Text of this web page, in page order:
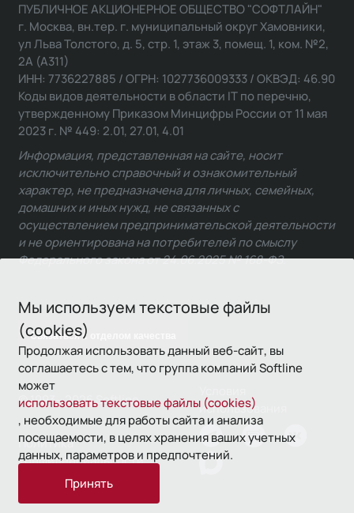
Мы используем текстовые файлы
(cookies)
Продолжая использовать данный веб-сайт, вы
соглашаетесь с тем, что группа компаний Softline
может
использовать текстовые файлы (cookies)
, необходимые для работы сайта и анализа
посещаемости, в целях хранения ваших учетных
данных, параметров и предпочтений.
Принять
Связаться с отделом качества
ПУБЛИЧНОЕ АКЦИОНЕРНОЕ ОБЩЕСТВО "СОФТЛАЙН"
г. Москва, вн.тер. г. муниципальный округ Хамовники,
ул Льва Толстого, д. 5, стр. 1, этаж 3, помещ. 1, ком. №2,
2А (А311)
ИНН: 7736227885 / ОГРН: 1027736009333 / ОКВЭД: 46.90
Коды видов деятельности в области IT по перечню,
утвержденному Приказом Минцифры России от 11 мая
2023 г. № 449: 2.01, 27.01, 4.01
Информация, представленная на сайте, носит
исключительно справочный и ознакомительный
характер, не предназначена для личных, семейных,
домашних и иных нужд, не связанных с
осуществлением предпринимательской деятельности
и не ориентирована на потребителей по смыслу
Федерального закона от 24.06.2025 № 168-ФЗ.
© 1993—2026 Softline
использования
Политика
конфиденциальности